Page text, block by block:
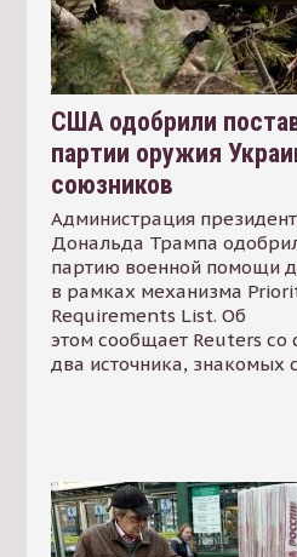
США одобрили
партии оружия
союзников
Администрация
Дональда Трампа
партию военной помощи
в рамках механизма
Requirements List. Об
этом сообщает Reuters со
два источника, знакомых